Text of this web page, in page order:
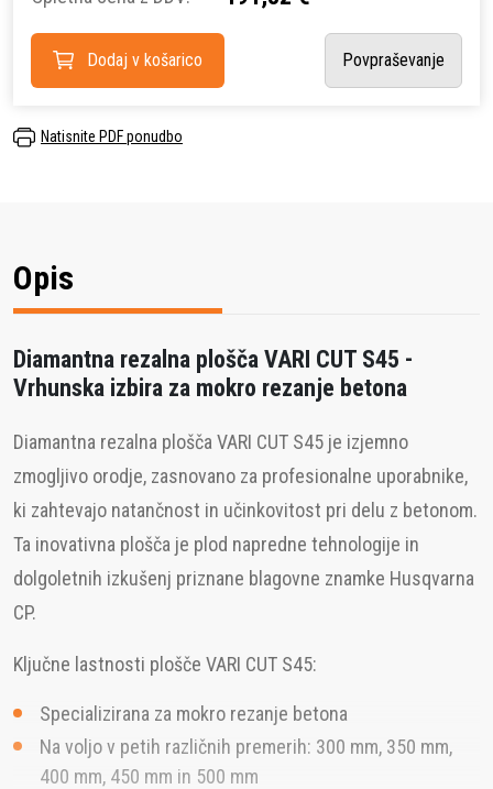
Dodaj v košarico Povpraševanje
Natisnite PDF ponudbo
Opis
Diamantna rezalna plošča VARI CUT S45 -
Vrhunska izbira za mokro rezanje betona
Diamantna rezalna plošča VARI CUT S45 je izjemno
zmogljivo orodje, zasnovano za profesionalne uporabnike,
ki zahtevajo natančnost in učinkovitost pri delu z betonom.
Ta inovativna plošča je plod napredne tehnologije in
dolgoletnih izkušenj priznane blagovne znamke Husqvarna
CP.
Ključne lastnosti plošče VARI CUT S45:
Specializirana za mokro rezanje betona
Na voljo v petih različnih premerih: 300 mm, 350 mm,
400 mm, 450 mm in 500 mm